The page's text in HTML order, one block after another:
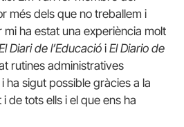
més dels que no treballem i
ha estat una experiència molt
Diari de l’Educació i El Diario de
rutines administratives
ha sigut possible gràcies a la
de tots ells i el que ens ha